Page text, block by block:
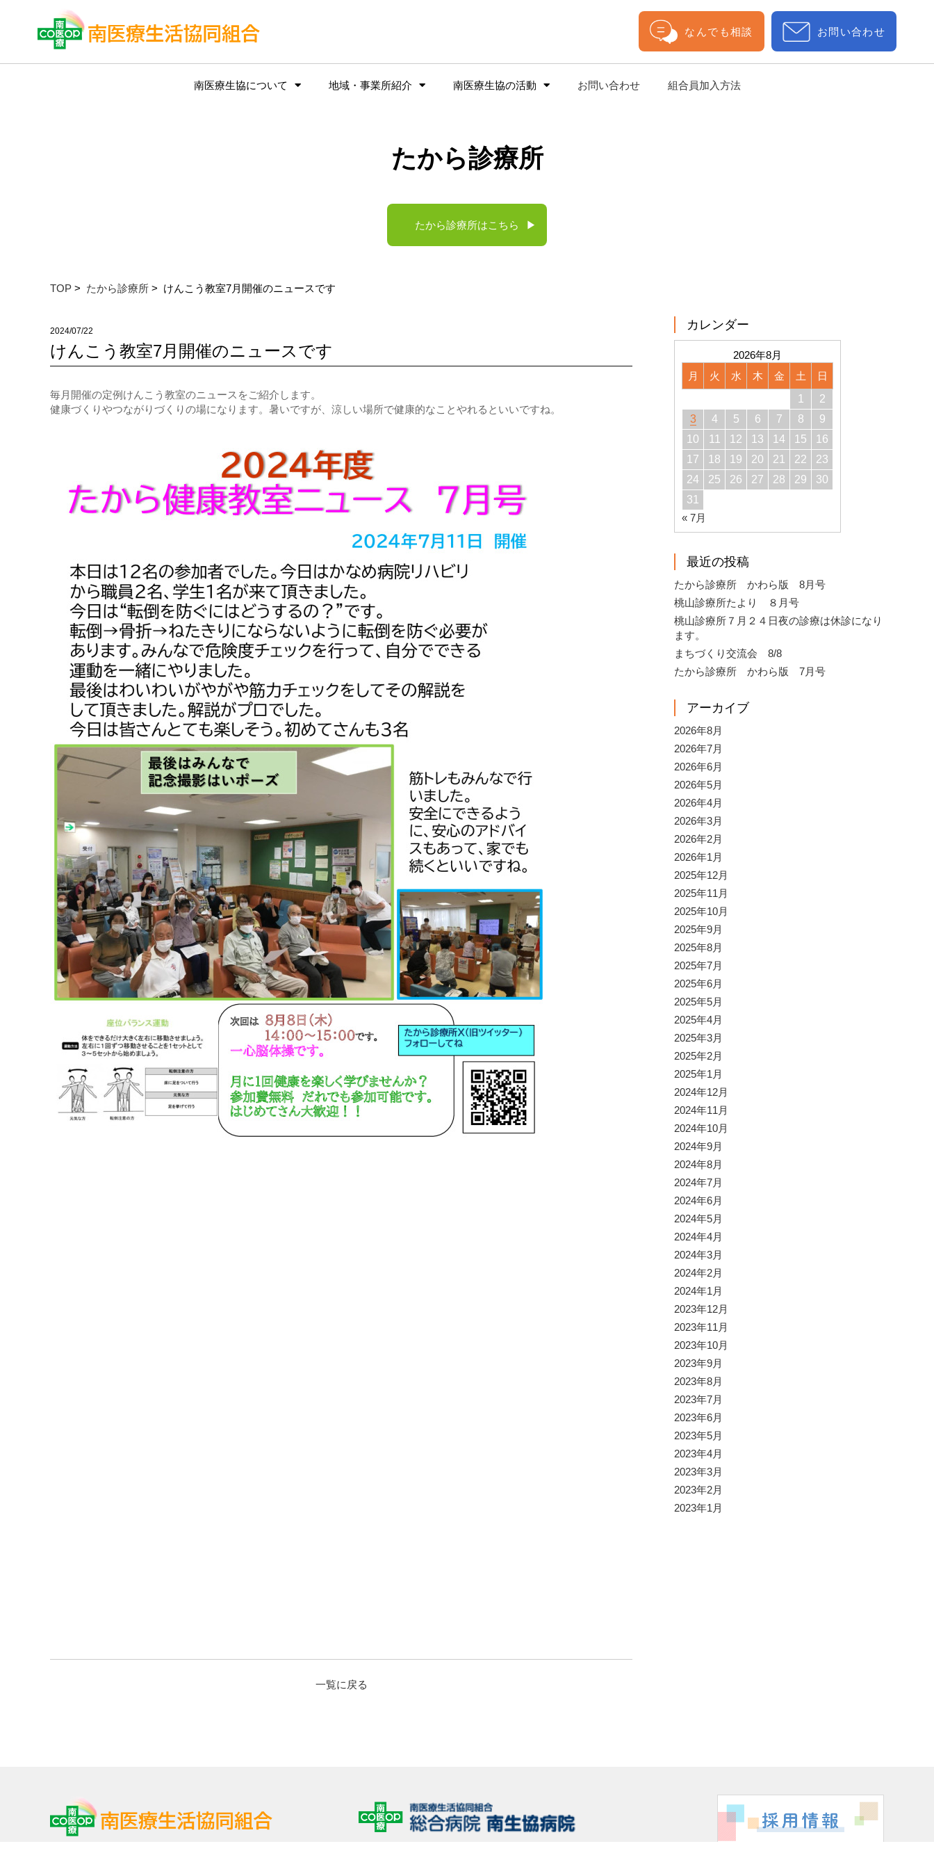
なんでも相談 お問い合わせ
南医療生協について 地域・事業所紹介 南医療生協の活動 お問い合わせ 組合員加入方法
たから診療所
たから診療所はこちら ▶
TOP > たから診療所 > けんこう教室7月開催のニュースです
2024/07/22
けんこう教室7月開催のニュースです
毎月開催の定例けんこう教室のニュースをご紹介します。
健康づくりやつながりづくりの場になります。暑いですが、涼しい場所で健康的なことやれるといいですね。
一覧に戻る
カレンダー
2026年8月
月
火 水 木 金 土
日
1
2
3
4 5 6 7 8
9
10
11 12 13 14 15
16
17
18 19 20 21 22
23
24
25 26 27 28 29
30
31
« 7月
最近の投稿
たから診療所 かわら版 8月号
桃山診療所たより ８月号
桃山診療所７月２４日夜の診療は休診になり
ます。
まちづくり交流会 8/8
たから診療所 かわら版 7月号
アーカイブ
2026年8月
2026年7月
2026年6月
2026年5月
2026年4月
2026年3月
2026年2月
2026年1月
2025年12月
2025年11月
2025年10月
2025年9月
2025年8月
2025年7月
2025年6月
2025年5月
2025年4月
2025年3月
2025年2月
2025年1月
2024年12月
2024年11月
2024年10月
2024年9月
2024年8月
2024年7月
2024年6月
2024年5月
2024年4月
2024年3月
2024年2月
2024年1月
2023年12月
2023年11月
2023年10月
2023年9月
2023年8月
2023年7月
2023年6月
2023年5月
2023年4月
2023年3月
2023年2月
2023年1月